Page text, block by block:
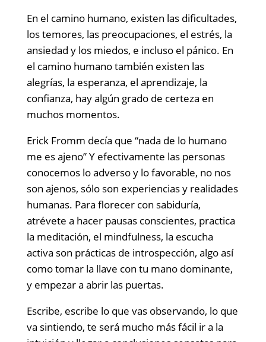
En el camino humano, existen las dificultades,
los temores, las preocupaciones, el estrés, la
ansiedad y los miedos, e incluso el pánico. En
el camino humano también existen las
alegrías, la esperanza, el aprendizaje, la
confianza, hay algún grado de certeza en
muchos momentos.
Erick Fromm decía que “nada de lo humano
me es ajeno” Y efectivamente las personas
conocemos lo adverso y lo favorable, no nos
son ajenos, sólo son experiencias y realidades
humanas. Para florecer con sabiduría,
atrévete a hacer pausas conscientes, practica
la meditación, el mindfulness, la escucha
activa son prácticas de introspección, algo así
como tomar la llave con tu mano dominante,
y empezar a abrir las puertas.
Escribe, escribe lo que vas observando, lo que
va sintiendo, te será mucho más fácil ir a la